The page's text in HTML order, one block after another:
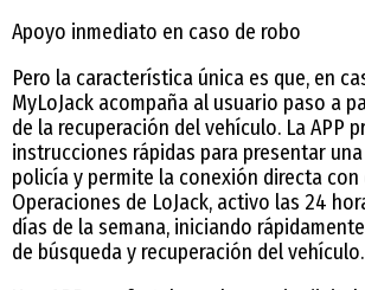
Apoyo inmediato en caso de robo
Pero la característica única es que, en
MyLoJack acompaña al usuario paso a
de la recuperación del vehículo. La APP
instrucciones rápidas para presentar
policía y permite la conexión directa con
Operaciones de LoJack, activo las 24
días de la semana, iniciando
de búsqueda y recuperación del vehículo.